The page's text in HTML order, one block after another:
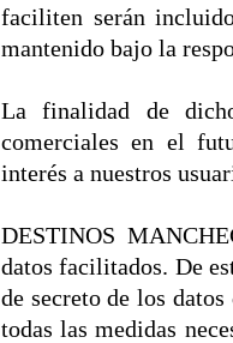
faciliten serán
mantenido bajo la
La finalidad de
comerciales en el
interés a nuestros
DESTINOS
datos facilitados. De
de secreto de los
todas las medidas